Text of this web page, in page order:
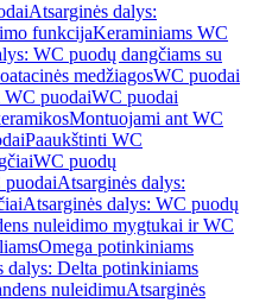
Atsarginės dalys:
funkcijaKeraminiams WC
WC puodų dangčiams su
medžiagosWC puodai
WC puodaiWC puodai
Montuojami ant WC
Paaukštinti WC
WC puodų
puodaiAtsarginės dalys:
Atsarginės dalys: WC puodų
nuleidimo mygtukai ir WC
Omega potinkiniams
dalys: Delta potinkiniams
nuleidimuAtsarginės